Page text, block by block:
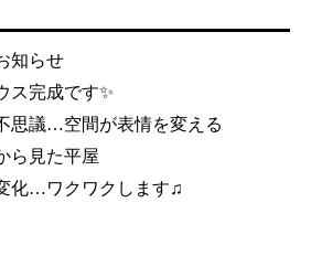
知らせ
ス完成です✨
思議…空間が表情を変える
ら見た平屋
化…ワクワクします♫